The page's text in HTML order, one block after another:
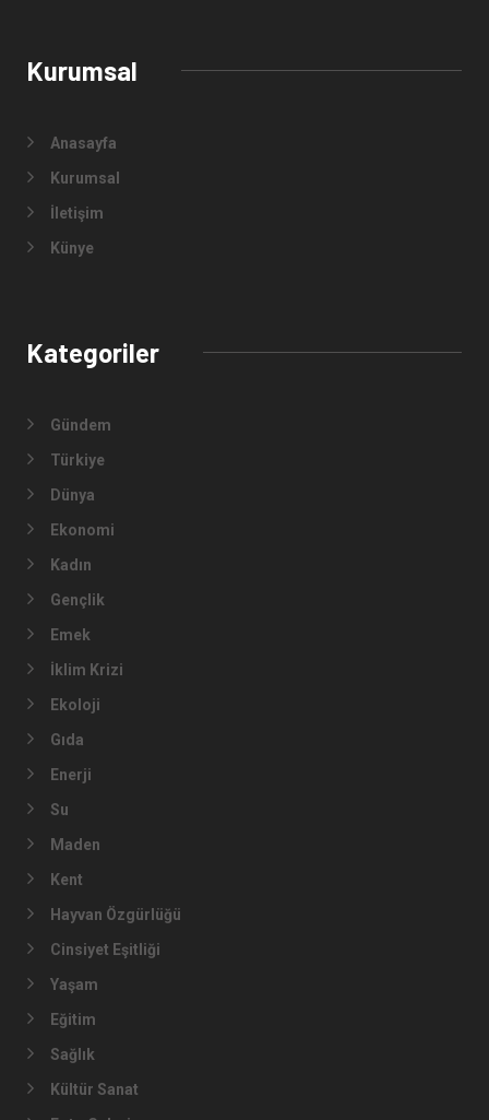
Kurumsal
Anasayfa
Kurumsal
İletişim
Künye
Kategoriler
Gündem
Türkiye
Dünya
Ekonomi
Kadın
Gençlik
Emek
İklim Krizi
Ekoloji
Gıda
Enerji
Su
Maden
Kent
Hayvan Özgürlüğü
Cinsiyet Eşitliği
Yaşam
Eğitim
Sağlık
Kültür Sanat